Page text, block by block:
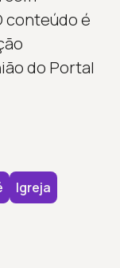
conteúdo é
do Portal
Igreja